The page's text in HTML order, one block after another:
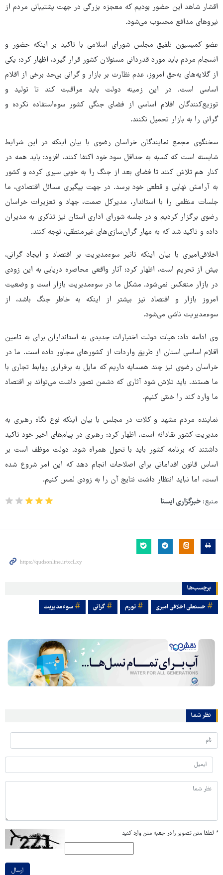
اقشار شاهد این حضور بودیم که معجزه بزرگی در جهت پشتیبانی مردم از
نیروهای مدافع محسوب می‌شود.
عضو کمیسیون تلفیق مجلس شورای اسلامی با تاکید بر اینکه حضور و
انسجام مردم باید مورد قدردانی مسئولان کشور قرار گیرد، اظهار کرد: یکی
از گلایه‌های به‌حق امروز، عدم نظارت بر بازار و گرانی بی‌حد برخی از اقلام
اساسی است. در این زمینه دولت باید مراقبت کند تا تولید و
توزیع‌کنندگان اقلام اساسی از فضای جنگی کشور سوءاستفاده نکرده و
گرانی را به بازار تحمیل نکنند.
سخنگوی مجمع نمایندگان خراسان رضوی با بیان اینکه در این شرایط
شایسته است که کسبه به حداقل سود خود اکتفا کنند، افزود: باید همه در
کنار هم تلاش کنند تا فضای بعد از جنگ را به خوبی سپری کرده و کشور
به آرامش نهایی و قطعی خود برسد. در جهت پیگیری مسائل اقتصادی، ما
جلسات منظمی را با استاندار، مدیرکل صمت، جهاد و تعزیرات خراسان
رضوی برگزار کردیم و در جلسه شورای اداری استان نیز تذکری به مدیران
داده و تاکید شد که به مهار گران‌سازی‌های غیرمنطقی، توجه کنند.
اخلاقی‌امیری با بیان اینکه تاثیر سوءمدیریت بر اقتصاد و ایجاد گرانی،
بیش از تحریم است، اظهار کرد: آثار واقعی محاصره دریایی به این زودی
در بازار منعکس نمی‌شود. مشکل ما در سوءمدیریت بازار است و وضعیت
امروز بازار و اقتصاد نیز بیشتر از اینکه به خاطر جنگ باشد، از
سوءمدیریت ناشی می‌شود.
وی ادامه داد: هیات دولت اختیارات جدیدی به استانداران برای به تامین
اقلام اساسی استان از طریق واردات از کشورهای مجاور داده است. ما در
خراسان رضوی نیز چند همسایه داریم که مایل به برقراری روابط تجاری با
ما هستند. باید تلاش شود آثاری که دشمن تصور داشت می‌تواند بر اقتصاد
ما وارد کند را خنثی کنیم.
نماینده مردم مشهد و کلات در مجلس با بیان اینکه نوع نگاه رهبری به
مدیریت کشور نقادانه است، اظهار کرد: رهبری در پیام‌های اخیر خود تاکید
داشتند که برنامه کشور باید با تحول همراه شود. دولت موظف است بر
اساس قانون اقداماتی برای اصلاحات انجام دهد که این امر شروع شده
است، اما نباید انتظار داشت نتایج آن را به زودی لمس کنیم.
منبع: خبرگزاری ایسنا
برچسب‌ها
حسنعلی اخلاقی امیری تورم گرانی سوءمدیریت
نظر شما
* لطفا متن تصویر را در جعبه متن وارد کنید
ارسال